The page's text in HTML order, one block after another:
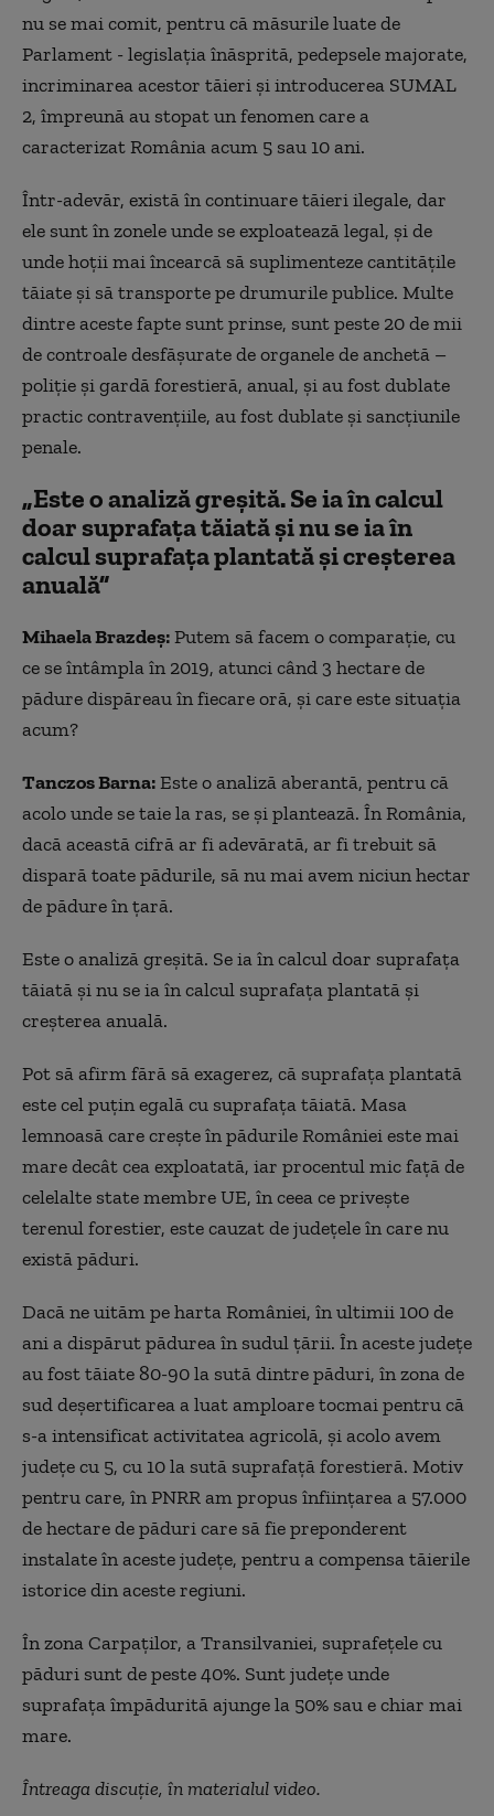
nu se mai comit, pentru că măsurile luate de
Parlament - legislația înăsprită, pedepsele majorate,
incriminarea acestor tăieri și introducerea SUMAL
2, împreună au stopat un fenomen care a
caracterizat România acum 5 sau 10 ani.
Într-adevăr, există în continuare tăieri ilegale, dar
ele sunt în zonele unde se exploatează legal, și de
unde hoții mai încearcă să suplimenteze cantitățile
tăiate și să transporte pe drumurile publice. Multe
dintre aceste fapte sunt prinse, sunt peste 20 de mii
de controale desfășurate de organele de anchetă –
poliție și gardă forestieră, anual, și au fost dublate
practic contravențiile, au fost dublate și sancțiunile
penale.
„Este o analiză greșită. Se ia în calcul
doar suprafața tăiată și nu se ia în
calcul suprafața plantată și creșterea
anuală”
Mihaela Brazdeș:Putem să facem o comparație, cu
ce se întâmpla în 2019, atunci când 3 hectare de
pădure dispăreau în fiecare oră, și care este situația
acum?
Tanczos Barna:Este o analiză aberantă, pentru că
acolo unde se taie la ras, se și plantează. În România,
dacă această cifră ar fi adevărată, ar fi trebuit să
dispară toate pădurile, să nu mai avem niciun hectar
de pădure în țară.
Este o analiză greșită. Se ia în calcul doar suprafața
tăiată și nu se ia în calcul suprafața plantată și
creșterea anuală.
Pot să afirm fără să exagerez, că suprafața plantată
este cel puțin egală cu suprafața tăiată. Masa
lemnoasă care crește în pădurile României este mai
mare decât cea exploatată, iar procentul mic față de
celelalte state membre UE, în ceea ce privește
terenul forestier, este cauzat de județele în care nu
există păduri.
Dacă ne uităm pe harta României, în ultimii 100 de
ani a dispărut pădurea în sudul țării. În aceste județe
au fost tăiate 80-90 la sută dintre păduri, în zona de
sud deșertificarea a luat amploare tocmai pentru că
s-a intensificat activitatea agricolă, și acolo avem
județe cu 5, cu 10 la sută suprafață forestieră. Motiv
pentru care, în PNRR am propus înființarea a 57.000
de hectare de păduri care să fie preponderent
instalate în aceste județe, pentru a compensa tăierile
istorice din aceste regiuni.
În zona Carpaților, a Transilvaniei, suprafețele cu
păduri sunt de peste 40%. Sunt județe unde
suprafața împădurită ajunge la 50% sau e chiar mai
mare.
Întreaga discuție, în materialul video.